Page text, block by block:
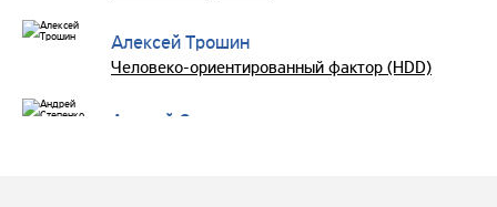
Алексей Трошин
Человеко-ориентированный фактор (HDD)
Андрей Степенко